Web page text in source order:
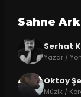
Sahne
Serhat
Yazar /
Oktay
Müzik /